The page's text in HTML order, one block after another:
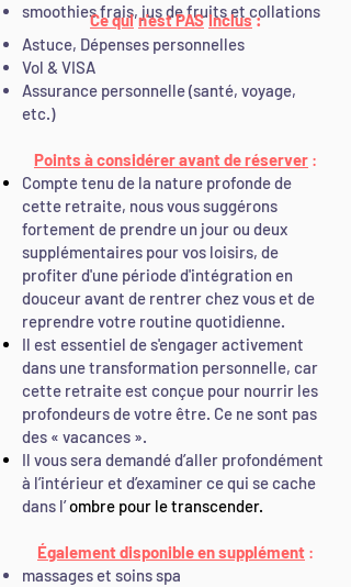
smoothies frais, jus de fruits et collations
Ce qui n'est PAS inclus:
Astuce, Dépenses personnelles
Vol & VISA
Assurance personnelle (santé, voyage,
etc.)
Points à considérer avant de réserver :
Compte tenu de la nature profonde de
cette retraite, nous vous suggérons
fortement de prendre un jour ou deux
supplémentaires pour vos loisirs, de
profiter d'une période d'intégration en
douceur avant de rentrer chez vous et de
reprendre votre routine quotidienne.
Il est essentiel de s'engager activement
dans une transformation personnelle, car
cette retraite est conçue pour nourrir les
profondeurs de votre être. Ce ne sont pas
des « vacances ».
Il vous sera demandé d’aller profondément
à l’intérieur et d’examiner ce qui se cache
dans l’ombre pour le transcender.
Également disponible en supplément :
massages et soins spa